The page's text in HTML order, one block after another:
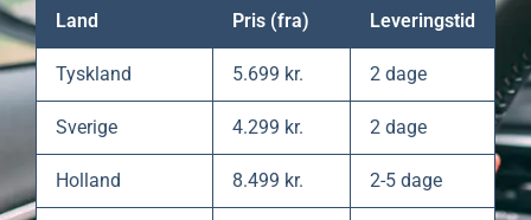
Land Pris (fra) Leveringstid
Tyskland 5.699 kr. 2 dage
Sverige 4.299 kr. 2 dage
Holland 8.499 kr. 2-5 dage